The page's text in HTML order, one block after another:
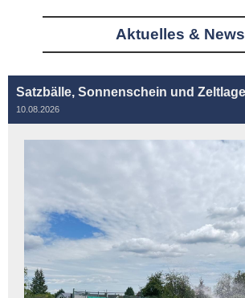
Aktuelles & News
10.08.2026